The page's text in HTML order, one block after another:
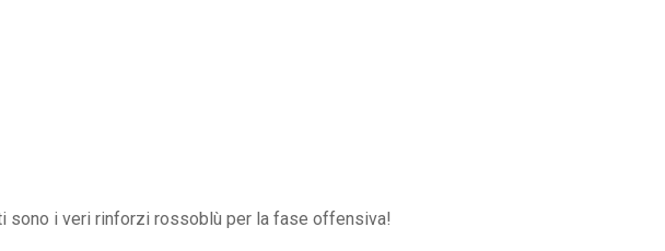
sono i veri rinforzi rossoblù per la fase offensiva!